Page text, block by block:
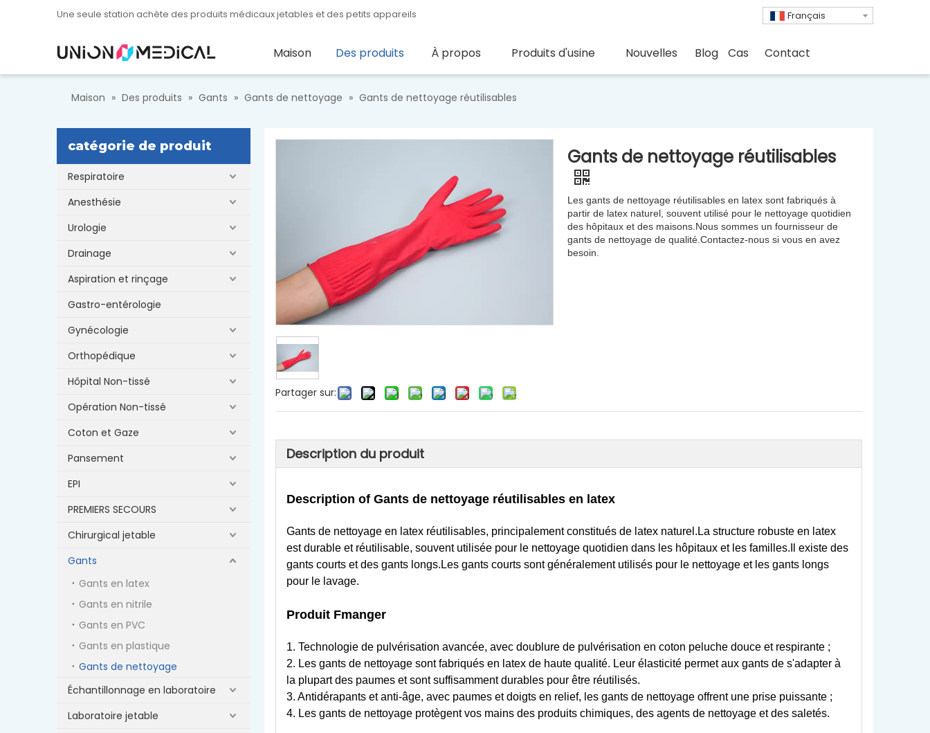
Une seule station achète des produits médicaux jetables et des petits appareils Français
Maison Des produits À propos Produits d'usine Nouvelles Blog Cas Contact
Maison » Des produits » Gants » Gants de nettoyage » Gants de nettoyage réutilisables
catégorie de produit
Respiratoire
Anesthésie
Urologie
Drainage
Aspiration et rinçage
Gastro-entérologie
Gynécologie
Orthopédique
Hôpital Non-tissé
Opération Non-tissé
Coton et Gaze
Pansement
EPI
PREMIERS SECOURS
Chirurgical jetable
Gants
Gants en latex
Gants en nitrile
Gants en PVC
Gants en plastique
Gants de nettoyage
Échantillonnage en laboratoire
Laboratoire jetable
Partager sur:
Gants de nettoyage réutilisables
Les gants de nettoyage réutilisables en latex sont fabriqués à
partir de latex naturel, souvent utilisé pour le nettoyage quotidien
des hôpitaux et des maisons.Nous sommes un fournisseur de
gants de nettoyage de qualité.Contactez-nous si vous en avez
besoin.
Description du produit
Description of Gants de nettoyage réutilisables en latex
Gants de nettoyage en latex réutilisables, principalement constitués de latex naturel.La structure robuste en latex
est durable et réutilisable, souvent utilisée pour le nettoyage quotidien dans les hôpitaux et les familles.Il existe des
gants courts et des gants longs.Les gants courts sont généralement utilisés pour le nettoyage et les gants longs
pour le lavage.
Produit Fmanger
1. Technologie de pulvérisation avancée, avec doublure de pulvérisation en coton peluche douce et respirante ;
2. Les gants de nettoyage sont fabriqués en latex de haute qualité. Leur élasticité permet aux gants de s'adapter à
la plupart des paumes et sont suffisamment durables pour être réutilisés.
3. Antidérapants et anti-âge, avec paumes et doigts en relief, les gants de nettoyage offrent une prise puissante ;
4. Les gants de nettoyage protègent vos mains des produits chimiques, des agents de nettoyage et des saletés.